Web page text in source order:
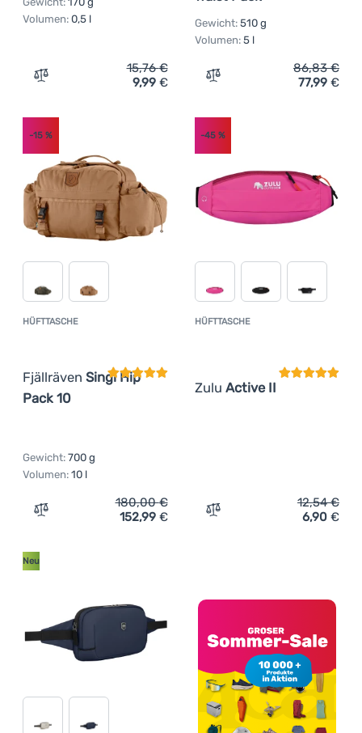
Volumen: 0,5 l
Zum Vergleich 'Hüfttasche Loap Move' hinzufügen
15,76€
9,99 €
Gewicht: 510 g
Volumen: 5 l
Zum Vergleich
86,83€
77,99 €
HÜFTTASCHE
Fjällräven Singi Hip
Pack 10
Kundenbewertung
-15 %
Gewicht: 700 g
Volumen: 10 l
Zum Vergleich 'Hüfttasche Fjällräven Singi Hip Pack 10'
180,00€
152,99 €
HÜFTTASCHE
Zulu Active II
-45%
Zum Vergleich
12,54€
6,90 €
Neu